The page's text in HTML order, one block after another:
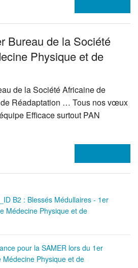
Bureau de la Société
Physique et de
de la Société Africaine de
Réadaptation … Tous nos vœux
Efficace surtout PAN
B2 : Blessés Médullaires - 1er
Médecine Physique et de
pour la SAMER lors du 1er
Physique et de